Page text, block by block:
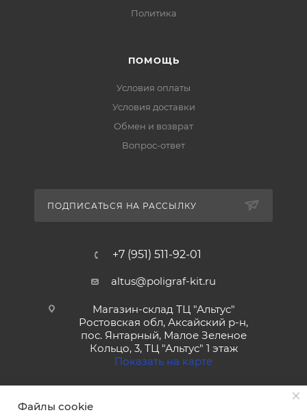
Политика
ПОМОЩЬ
Условия оплаты
Условия доставки
Обмен и возврат
Вопрос-ответ
ПОДПИСАТЬСЯ НА РАССЫЛКУ
+7 (951) 511-92-01
altus@poligraf-kit.ru
Магазин-склад ТЦ "Альтус"
Ростовская обл, Аксайский р-н,
пос. Янтарный, Малое Зеленое
Кольцо, 3, ТЦ "Альтус" 1 этаж
Показать на карте
Файлы cookie